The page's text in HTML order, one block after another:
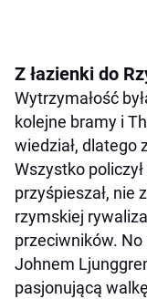
Z łazienki do
Wytrzymałość
kolejne bramy i
wiedział, dlatego
Wszystko
przyśpieszał, nie
rzymskiej
przeciwników.
Johnem
pasjonującą